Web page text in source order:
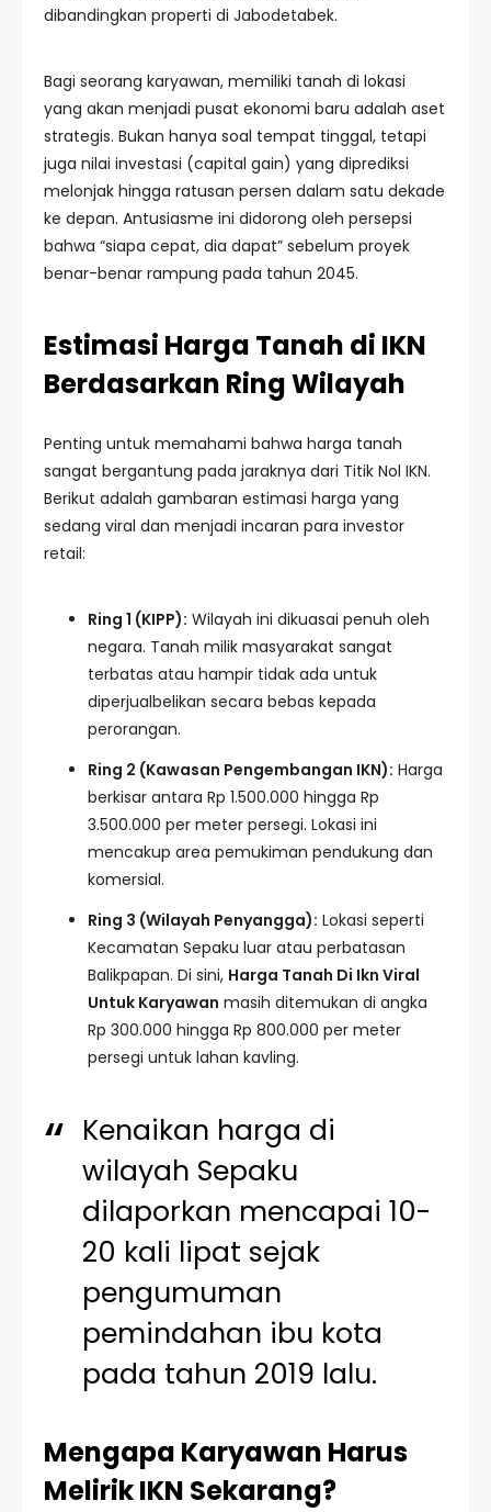
dibandingkan properti di Jabodetabek.
Bagi seorang karyawan, memiliki tanah di lokasi
yang akan menjadi pusat ekonomi baru adalah aset
strategis. Bukan hanya soal tempat tinggal, tetapi
juga nilai investasi (capital gain) yang diprediksi
melonjak hingga ratusan persen dalam satu dekade
ke depan. Antusiasme ini didorong oleh persepsi
bahwa “siapa cepat, dia dapat” sebelum proyek
benar-benar rampung pada tahun 2045.
Estimasi Harga Tanah di IKN
Berdasarkan Ring Wilayah
Penting untuk memahami bahwa harga tanah
sangat bergantung pada jaraknya dari Titik Nol IKN.
Berikut adalah gambaran estimasi harga yang
sedang viral dan menjadi incaran para investor
retail:
Ring 1 (KIPP): Wilayah ini dikuasai penuh oleh
negara. Tanah milik masyarakat sangat
terbatas atau hampir tidak ada untuk
diperjualbelikan secara bebas kepada
perorangan.
Ring 2 (Kawasan Pengembangan IKN): Harga
berkisar antara Rp 1.500.000 hingga Rp
3.500.000 per meter persegi. Lokasi ini
mencakup area pemukiman pendukung dan
komersial.
Ring 3 (Wilayah Penyangga): Lokasi seperti
Kecamatan Sepaku luar atau perbatasan
Balikpapan. Di sini, Harga Tanah Di Ikn Viral
Untuk Karyawan masih ditemukan di angka
Rp 300.000 hingga Rp 800.000 per meter
persegi untuk lahan kavling.
Kenaikan harga di
wilayah Sepaku
dilaporkan mencapai 10-
20 kali lipat sejak
pengumuman
pemindahan ibu kota
pada tahun 2019 lalu.
Mengapa Karyawan Harus
Melirik IKN Sekarang?